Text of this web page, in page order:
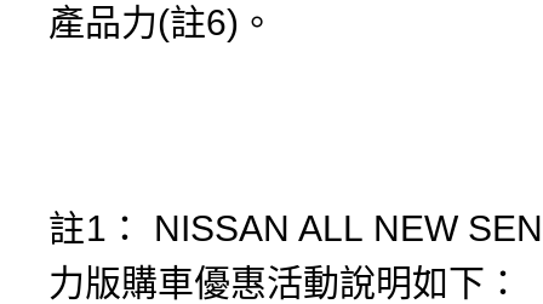
產品力(註6)。
註1： NISSAN ALL NEW
力版購車優惠活動說明如下：